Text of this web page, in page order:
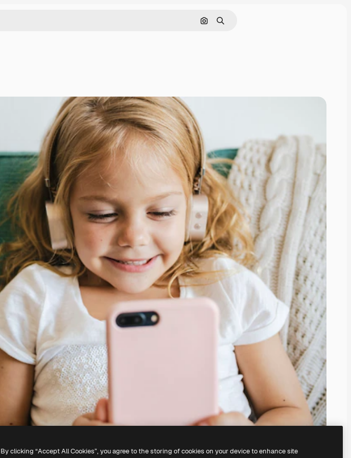
Buscar por imagen
Buscar
By clicking “Accept All Cookies”, you agree to the storing of cookies on your device to enhance site